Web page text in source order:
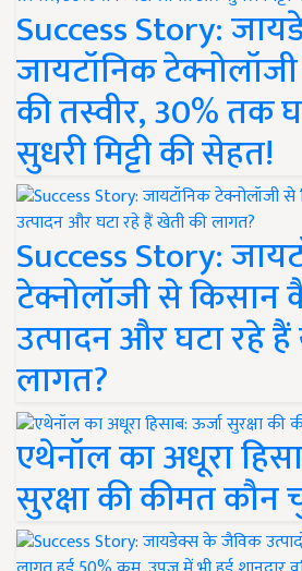
Success Story:
जायटॉनिक
की तस्वीर, 30% तक
सुधरी मिट्टी की सेहत!
Success Story:
टेक्नोलॉजी से किसान
उत्पादन और घटा रहे
लागत?
एथेनॉल का अधूरा
सुरक्षा की कीमत कौन